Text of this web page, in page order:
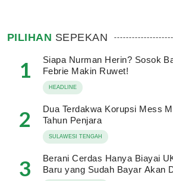
PILIHAN SEPEKAN
1
Siapa Nurman Herin? Sosok
Febrie Makin Ruwet!
HEADLINE
2
Dua Terdakwa Korupsi Mess
Tahun Penjara
SULAWESI TENGAH
3
Berani Cerdas Hanya Biayai
Baru yang Sudah Bayar Akan